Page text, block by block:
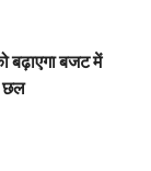
बढ़ाएगा बजट में
छल